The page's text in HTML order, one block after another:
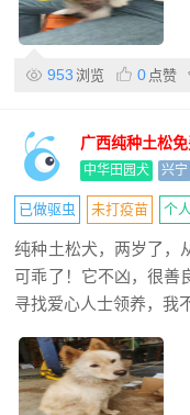
953 浏览 0 点赞
广西纯种土松
中华田园犬 兴宁
已做驱虫 未打疫苗 个
纯种土松犬，两岁了，
可乖了！它不凶，很善
寻找爱心人士领养，我